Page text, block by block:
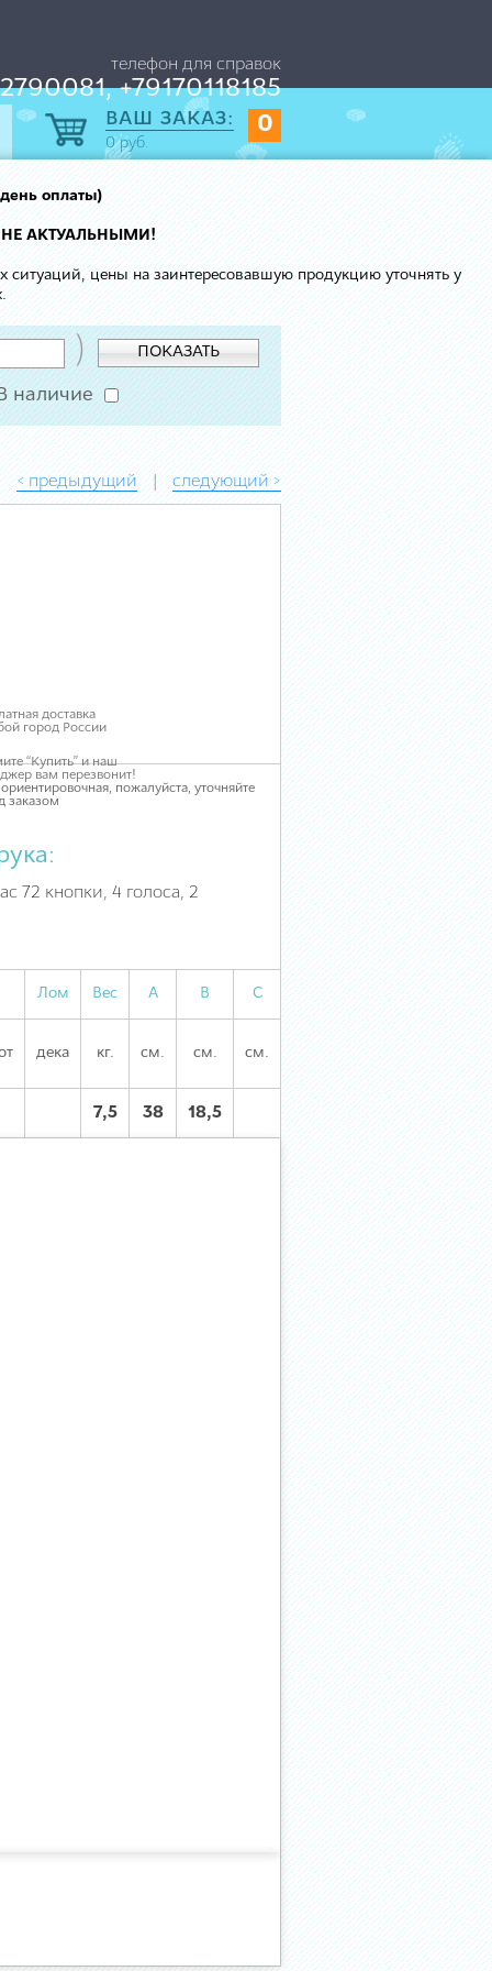
телефон для справок
+79170118185
0
ВАШ ЗАКАЗ:
0руб.
оплаты)
АКТУАЛЬНЫМИ!
ситуаций, цены на заинтересовавшую продукцию уточнять у
) ПОКАЗАТЬ
наличие
< предыдущий | следующий >
доставка
город России
“Купить” и наш
вам перезвонит!
пожалуйста, уточняйте
заказом
72 кнопки, 4 голоса, 2
Лом Вес А В С
дека кг. см. см. см.
7,5 38 18,5